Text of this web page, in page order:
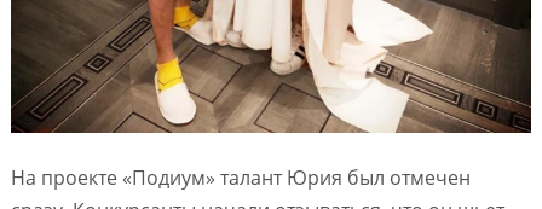
На проекте «Подиум» талант Юрия был отмечен